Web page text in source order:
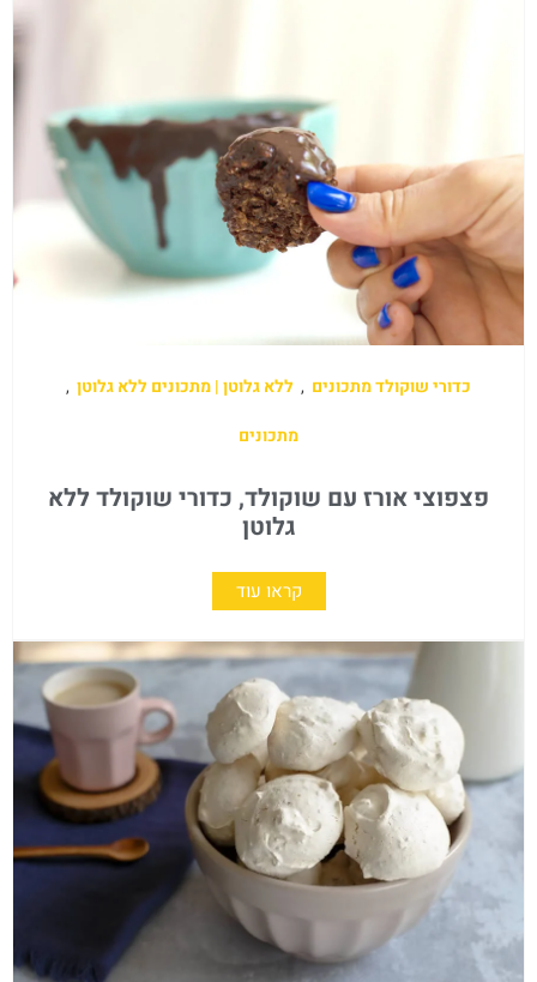
כדורי שוקולד מתכונים , ללא גלוטן | מתכונים ללא גלוטן ,
מתכונים
פצפוצי אורז עם שוקולד, כדורי שוקולד ללא
גלוטן
קראו עוד